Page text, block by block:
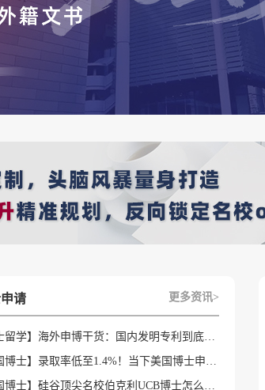
请英美港新澳名校，但不知道该如何准备。
offer】相关的全部内容，查看更多【 offer
校申请，找优越留学！选校定校、申请规划、
越留学顾问24h在线为您一对一解答！
请 更多资讯>
【博士留学】海外申博干货：国内发明专利到底能不能加分？含金量一文讲透
【美国博士】录取率低至1.4%！当下美国博士申请突围完整攻略
【美国博士】硅谷顶尖名校伯克利UCB博士怎么申？专业、语言、资助一文讲透